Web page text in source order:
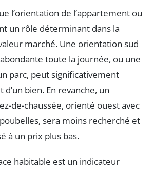
l’orientation de l’appartement ou
un rôle déterminant dans la
marché. Une orientation sud
toute la journée, ou une
parc, peut significativement
bien. En revanche, un
de-chaussée, orienté ouest avec
sera moins recherché et
à un prix plus bas.
habitable est un indicateur